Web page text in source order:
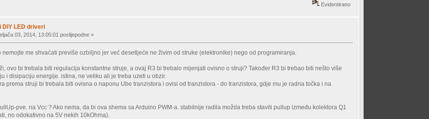
Evidentirano
DIY LED driveri
03, 2014, 13:05:01 poslijepodne »
me shvaćati previše ozbiljno jer već desetljeće ne živim od struke (elektronike) nego od programiranja.
ovo bi trebala biti regulacija konstantne struje, a ovaj R3 bi trebalo mijenjati ovisno o struji? Također R3 bi trebao biti nešto više
i disipaciju energije. istina, ne veliku ali je treba uzeti u obzir.
prema struji bi trebala biti ovisna o naponu Ube tranzistora i ovisi od tranzistora - do tranzistora, gdje mu je radna točka i na
pve. na Vcc ? Ako nema, da bi ova shema sa Arduino PWM-a. stabilnije radila možda treba staviti pullup između kolektora Q1
no odokativno na 5V nekih 10kOhma).